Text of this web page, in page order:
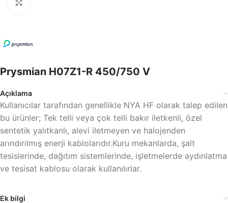
Prysmian H07Z1-R 450/750 V
Açıklama
Kullanıcılar tarafından genellikle NYA HF olarak talep edilen
bu ürünler; Tek telli veya çok telli bakır iletkenli, özel
sentetik yalıtkanlı, alevi iletmeyen ve halojenden
arındırılmış enerji kablolarıdır.Kuru mekanlarda, şalt
tesislerinde, dağıtım sistemlerinde, işletmelerde aydınlatma
ve tesisat kablosu olarak kullanılırlar.
Ek bilgi